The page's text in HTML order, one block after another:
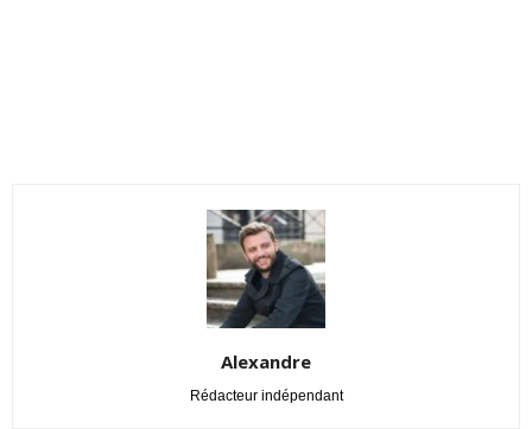
Alexandre
Rédacteur indépendant